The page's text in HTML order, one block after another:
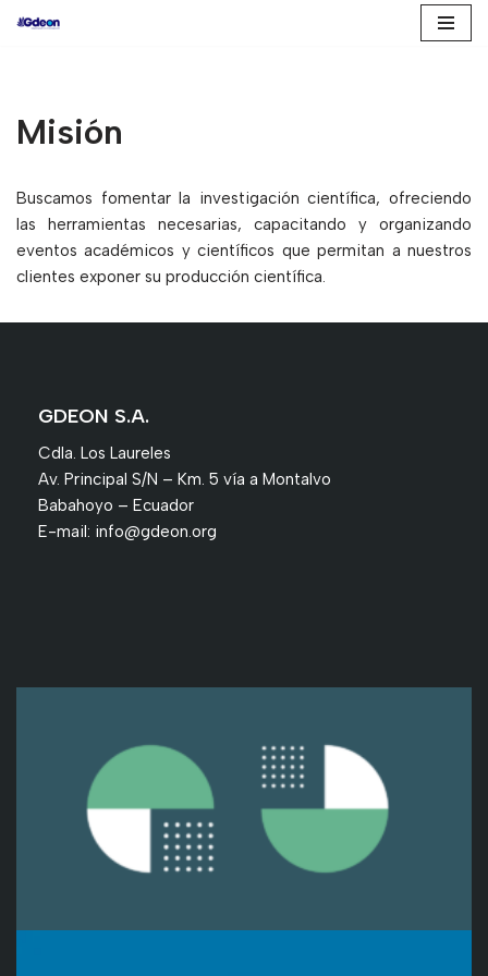
Misión
Buscamos fomentar la investigación científica, ofreciendo
las herramientas necesarias, capacitando y organizando
eventos académicos y científicos que permitan a nuestros
clientes exponer su producción científica.
GDEON S.A.
Cdla. Los Laureles
Av. Principal S/N – Km. 5 vía a Montalvo
Babahoyo – Ecuador
E-mail: info@gdeon.org